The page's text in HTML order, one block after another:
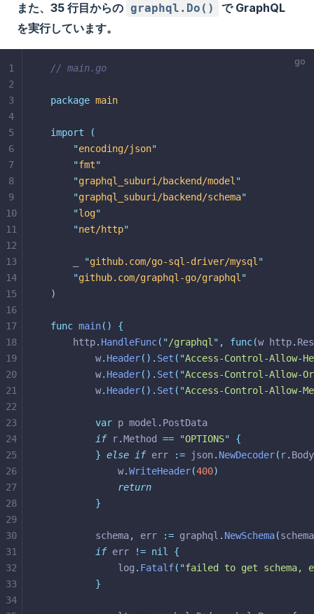
また、35 行目からの graphql.Do()
で GraphQL
を実行しています。
// main.go
package main
import
(
"encoding/json"
"fmt"
"graphql_suburi/backend/model "
"graphql_suburi/backend/schema"
"log"
"net/http"
"github.com/go-sql-driver/mysql "
"github.com/graphql-go/graphql "
)
func main()
{
	http
. HandleFunc( "/graphql " , func(w http.
		w
. Header(). Set ( "Access-Control-Allow-
		w
. Header(). Set ( "Access-Control-Allow-
		w
. Header(). Set ( "Access-Control-Allow-
var p model . PostData
if r.Method == "OPTIONS"
{
} else if err := json. NewDecoder( r. Body
			w
.WriteHeader(400)
return
}
		schema
, err := graphql . NewSchema(schema
if err != nil
{
			log
. Fatalf( "failed to get schema,
}
1
2
3
4
5
6
7
8
9
10
11
12
13
14
15
16
17
18
19
20
21
22
23
24
25
26
27
28
29
30
31
32
33
34